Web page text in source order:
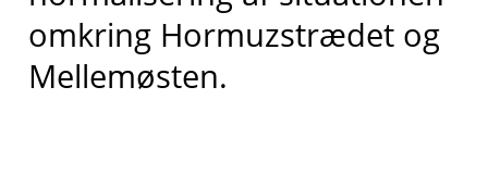
omkring Hormuzstrædet og
Mellemøsten.